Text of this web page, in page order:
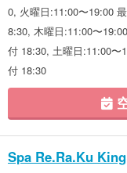
0, 火曜日:11:00〜19:00
8:30, 木曜日:11:00〜
付 18:30, 土曜日:11:00〜
付 18:30
Spa Re.Ra.Ku